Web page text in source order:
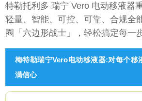
特勒托利多 瑞宁 Vero 电动移液器
轻量、智能、可控、可靠、合规全
圈「六边形战士」，轻松搞定每一
梅特勒瑞宁Vero电动移液器:对每个移
满信心